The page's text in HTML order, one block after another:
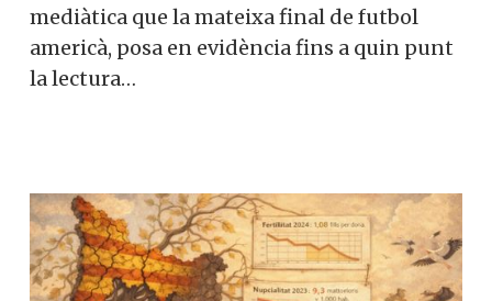
mediàtica que la mateixa final de futbol
americà, posa en evidència fins a quin punt
la lectura…